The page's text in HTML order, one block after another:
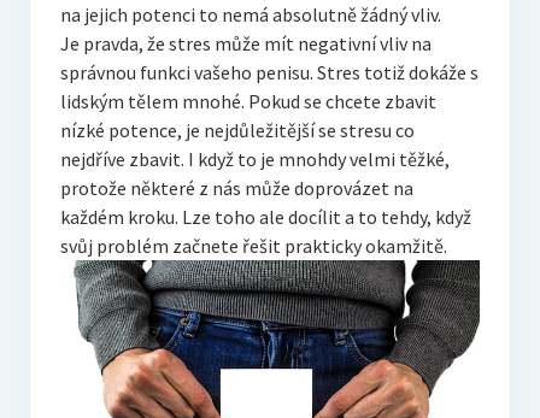
na jejich potenci to nemá absolutně žádný vliv.
Je pravda, že stres může mít negativní vliv na
správnou funkci vašeho penisu. Stres totiž dokáže s
lidským tělem mnohé. Pokud se chcete zbavit
nízké potence, je nejdůležitější se stresu co
nejdříve zbavit. I když to je mnohdy velmi těžké,
protože některé z nás může doprovázet na
každém kroku. Lze toho ale docílit a to tehdy, když
svůj problém začnete řešit prakticky okamžitě.